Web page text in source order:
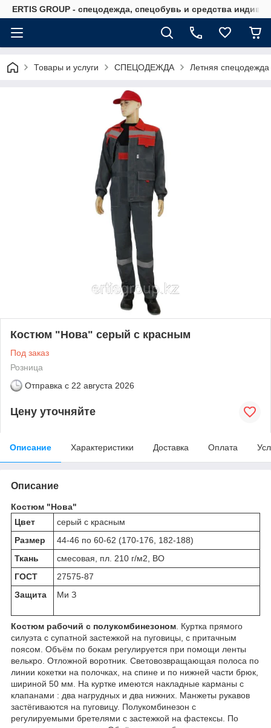
ERTIS GROUP - спецодежда, спецобувь и средства
Товары и услуги СПЕЦОДЕЖДА Летняя спецодежда
Костюм "Нова" серый с красным
Под заказ
Розница
Отправка с 22 августа 2026
Цену уточняйте
Описание Характеристики Доставка Оплата
Описание
Костюм "Нова"
Цвет
серый с красным
Размер
44-46 по 60-62 (170-176, 182-188)
Ткань
смесовая, пл. 210 г/м2, ВО
ГОСТ
27575-87
Защита
Ми З
Костюм рабочий с полукомбинезоном . Куртка прямого
силуэта с супатной застежкой на пуговицы, с притачным
поясом. Объём по бокам регулируется при помощи ленты
велькро. Отложной воротник. Световозвращающая полоса по
линии кокетки на полочках, на спине и по нижней части брюк,
шириной 50 мм. На куртке имеются накладные карманы с
клапанами : два нагрудных и два нижних. Манжеты рукавов
застёгиваются на пуговицу. Полукомбинезон с
регулируемыми бретелями с застежкой на фастексы. По